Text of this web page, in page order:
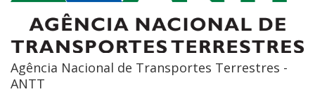
Agência Nacional de Transportes Terrestres -
ANTT